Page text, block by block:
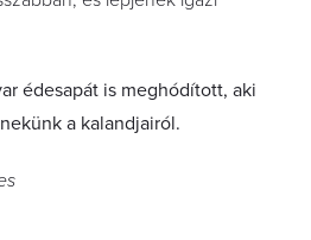
édesapát is meghódított, aki
a kalandjairól.